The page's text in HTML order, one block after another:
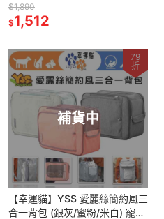
$1,890
$1,512
補貨中
79
折
【幸運貓】YSS 愛麗絲簡約風三
合一背包 (銀灰/蜜粉/米白) 寵物